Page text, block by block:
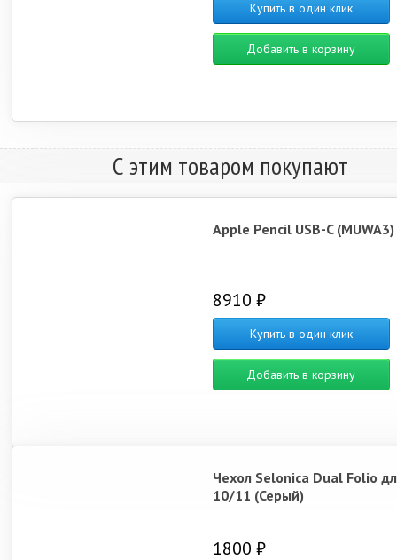
Купить в один клик
Добавить в корзину
С этим товаром покупают
Apple Pencil USB-C (MUWA3)
8910 ₽
Купить в один клик
Добавить в корзину
Чехол Selonica Dual Folio
10/11 (Серый)
1800 ₽